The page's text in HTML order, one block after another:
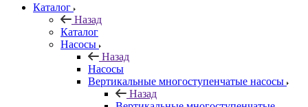
Каталог
Назад
Каталог
Насосы
Назад
Насосы
Вертикальные многоступенчатые насосы
Назад